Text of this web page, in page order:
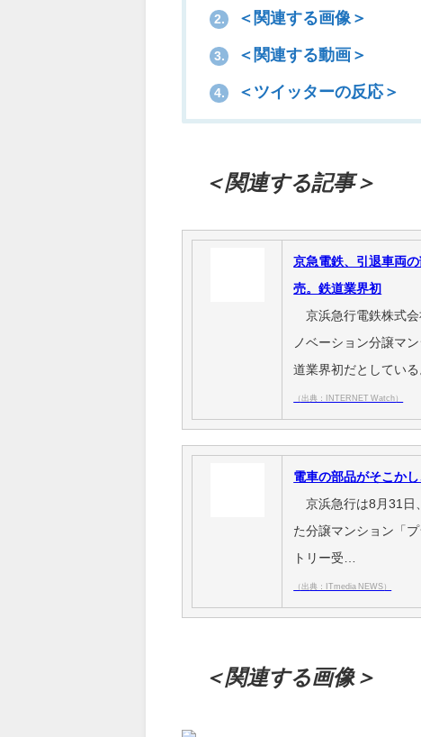
2. ＜関連する画像＞
3. ＜関連する動画＞
4. ＜ツイッターの反応＞
＜関連する記事＞
京急電鉄、引退車両
売。鉄道業界初
京浜急行電鉄株式会
ノベーション分譲マ
道業界初だとしている
（出典：INTERNET Watch）
電車の部品がそこか
京浜急行は8月31日
た分譲マンション「
トリー受…
（出典：ITmedia NEWS）
＜関連する画像＞